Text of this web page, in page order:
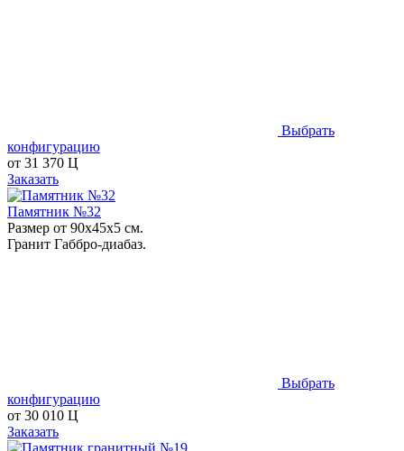
Выбрать
конфигурацию
от 31 370 Ц
Заказать
Памятник №32
Размер от 90х45х5 см.
Гранит Габбро-диабаз.
Выбрать
конфигурацию
от 30 010 Ц
Заказать